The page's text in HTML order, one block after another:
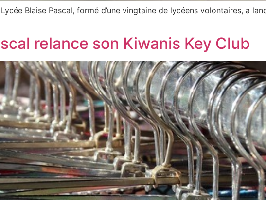
Blaise Pascal, formé d’une vingtaine de lycéens volontaires, a
relance son Kiwanis Key Club